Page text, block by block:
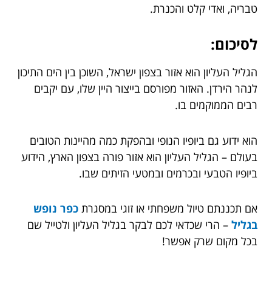
טבריה, ואדי קלט והכנרת.
לסיכום:
הגליל העליון הוא אזור בצפון ישראל, השוכן בין הים התיכון
לנהר הירדן. האזור מפורסם בייצור היין שלו, עם יקבים
רבים הממוקמים בו.
הוא ידוע גם ביופיו הנופי ובהפקת כמה מהיינות הטובים
בעולם – הגליל העליון הוא אזור פורה בצפון הארץ, הידוע
ביופיו הטבעי ובכרמים ובמטעי הזיתים שבו.
אם תכננתם טיול משפחתי או זוגי במסגרת כפר נופש
בגליל – הרי שכדאי לכם לבקר בגליל העליון ולטייל שם
בכל מקום שרק אפשר!